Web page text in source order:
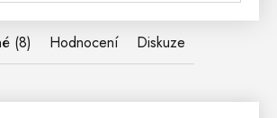
(8) Hodnocení Diskuze